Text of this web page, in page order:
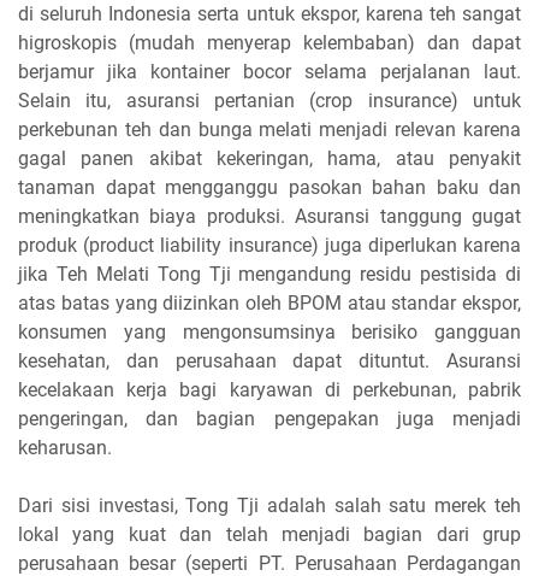
di seluruh Indonesia serta untuk ekspor, karena teh sangat
higroskopis (mudah menyerap kelembaban) dan dapat
berjamur jika kontainer bocor selama perjalanan laut.
Selain itu, asuransi pertanian (crop insurance) untuk
perkebunan teh dan bunga melati menjadi relevan karena
gagal panen akibat kekeringan, hama, atau penyakit
tanaman dapat mengganggu pasokan bahan baku dan
meningkatkan biaya produksi. Asuransi tanggung gugat
produk (product liability insurance) juga diperlukan karena
jika Teh Melati Tong Tji mengandung residu pestisida di
atas batas yang diizinkan oleh BPOM atau standar ekspor,
konsumen yang mengonsumsinya berisiko gangguan
kesehatan, dan perusahaan dapat dituntut. Asuransi
kecelakaan kerja bagi karyawan di perkebunan, pabrik
pengeringan, dan bagian pengepakan juga menjadi
keharusan.
Dari sisi investasi, Tong Tji adalah salah satu merek teh
lokal yang kuat dan telah menjadi bagian dari grup
perusahaan besar (seperti PT. Perusahaan Perdagangan